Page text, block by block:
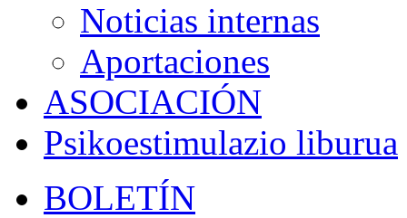
Noticias internas
Aportaciones
ASOCIACIÓN
Psikoestimulazio liburua
BOLETÍN